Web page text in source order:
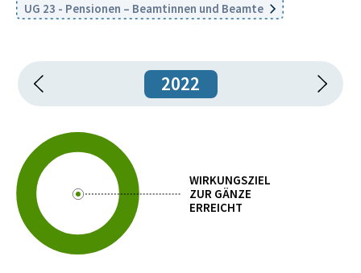
UG 23 - Pensionen – Beamtinnen und Beamte
2022
WIRKUNGSZIEL
ZUR GÄNZE
ERREICHT